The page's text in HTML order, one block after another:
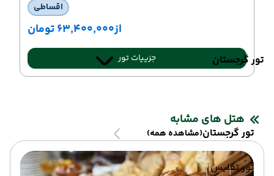
تور گرجستان
تور گرجستان(مشاهده همه)
تور تفلیس
اقساطی
از۶۳٬۴۰۰٬۰۰۰ تومان
جزییات تور
هتل های مشابه